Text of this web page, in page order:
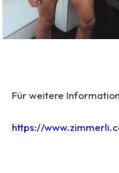
Für weitere
https://